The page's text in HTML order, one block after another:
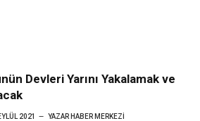
Devleri Yarını Yakalamak ve
2021 YAZAR HABER MERKEZI